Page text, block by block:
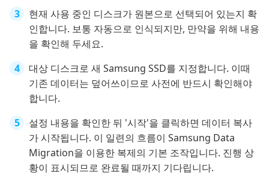
현재 사용 중인 디스크가 원본으로 선택되어 있는지 확
인합니다. 보통 자동으로 인식되지만, 만약을 위해 내용
을 확인해 두세요.
대상 디스크로 새 Samsung SSD를 지정합니다. 이때
기존 데이터는 덮어쓰이므로 사전에 반드시 확인해야
합니다.
설정 내용을 확인한 뒤 '시작'을 클릭하면 데이터 복사
가 시작됩니다. 이 일련의 흐름이 Samsung Data
Migration을 이용한 복제의 기본 조작입니다. 진행 상
황이 표시되므로 완료될 때까지 기다립니다.